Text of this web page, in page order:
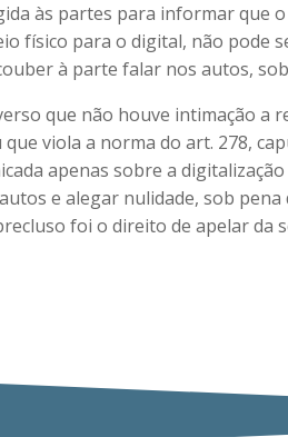
às partes para informar que
físico para o digital, não pode
à parte falar nos autos,
que não houve intimação a
viola a norma do art. 278,
apenas sobre a
e alegar nulidade, sob pena
foi o direito de apelar da